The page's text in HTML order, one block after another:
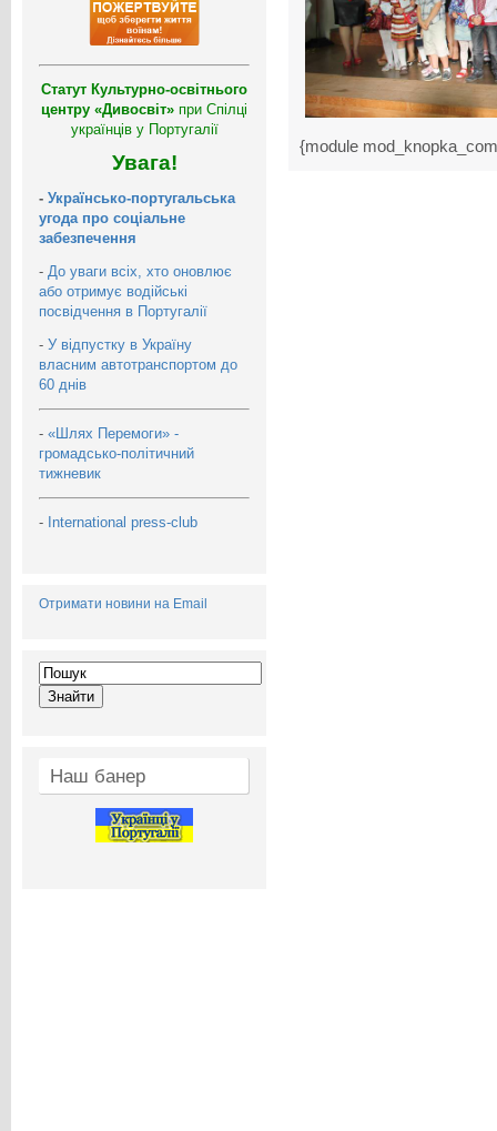
Статут Культурно-освітнього
центру «Дивосвіт» при Спілці
українців у Португалії
Увага!
- Українсько-португальська
угода про соціальне
забезпечення
- До уваги всіх, хто оновлює
або отримує водійські
посвідчення в Португалії
- У відпустку в Україну
власним автотранспортом до
60 днів
- «Шлях Перемоги» -
громадсько-політичний
тижневик
- International press-club
Отримати новини на Email
Наш банер
{module